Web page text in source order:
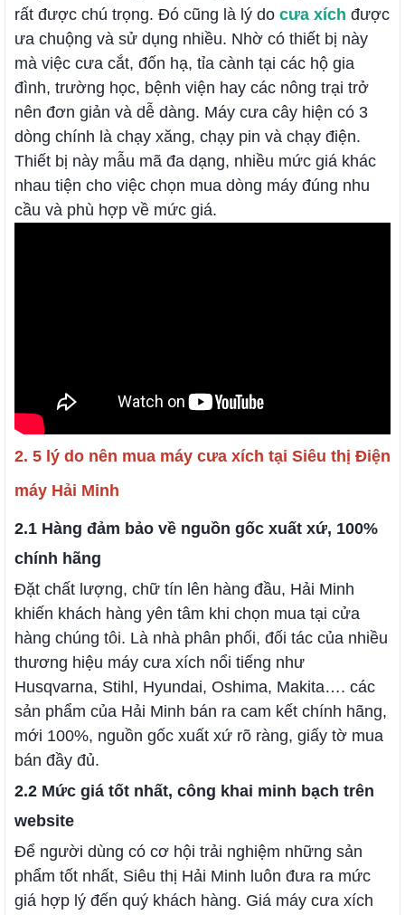
rất được chú trọng. Đó cũng là lý do cưa xích được
ưa chuộng và sử dụng nhiều. Nhờ có thiết bị này
mà việc cưa cắt, đốn hạ, tỉa cành tại các hộ gia
đình, trường học, bệnh viện hay các nông trại trở
nên đơn giản và dễ dàng. Máy cưa cây hiện có 3
dòng chính là chạy xăng, chạy pin và chạy điện.
Thiết bị này mẫu mã đa dạng, nhiều mức giá khác
nhau tiện cho việc chọn mua dòng máy đúng nhu
cầu và phù hợp về mức giá.
2. 5 lý do nên mua máy cưa xích tại Siêu thị Điện
máy Hải Minh
2.1 Hàng đảm bảo về nguồn gốc xuất xứ, 100%
chính hãng
Đặt chất lượng, chữ tín lên hàng đầu, Hải Minh
khiến khách hàng yên tâm khi chọn mua tại cửa
hàng chúng tôi. Là nhà phân phối, đối tác của nhiều
thương hiệu máy cưa xích nổi tiếng như
Husqvarna, Stihl, Hyundai, Oshima, Makita…. các
sản phẩm của Hải Minh bán ra cam kết chính hãng,
mới 100%, nguồn gốc xuất xứ rõ ràng, giấy tờ mua
bán đầy đủ.
2.2 Mức giá tốt nhất, công khai minh bạch trên
website
Để người dùng có cơ hội trải nghiệm những sản
phẩm tốt nhất, Siêu thị Hải Minh luôn đưa ra mức
giá hợp lý đến quý khách hàng. Giá máy cưa xích